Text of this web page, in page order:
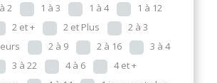
2 1 à 3 1 à 4
1 à 12
2 et + 2 et Plus
2 à 3
2 à 9 2 à 16
3 à 4
3 à 22 4 à 6
4 et +